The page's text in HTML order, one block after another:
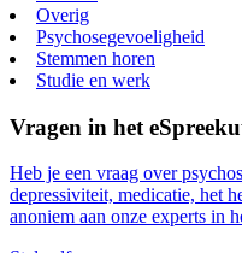
Afbouwen
Naasten
Overig
Stemmen horen
Studie en werk
Vragen in het
Heb je een vraag over